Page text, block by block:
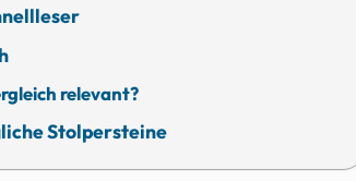
relevant?
Stolpersteine